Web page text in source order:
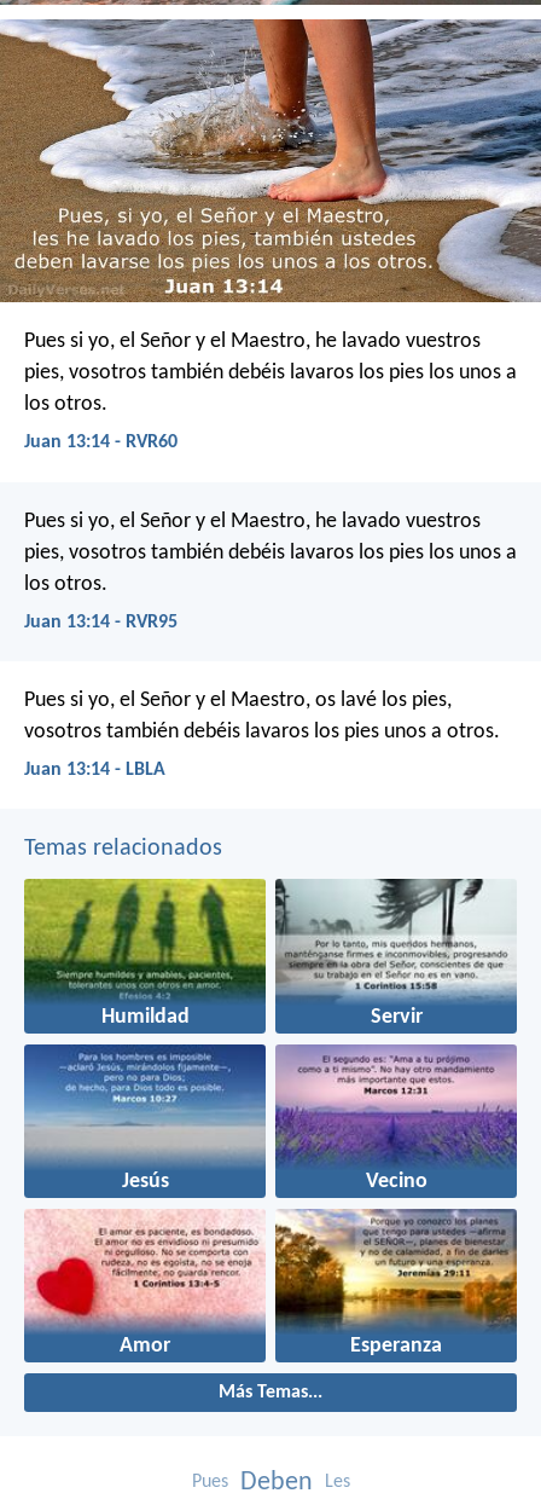
Pues si yo, el Señor y el Maestro, he lavado vuestros
pies, vosotros también debéis lavaros los pies los unos a
los otros.
Juan 13:14 - RVR60
Pues si yo, el Señor y el Maestro, he lavado vuestros
pies, vosotros también debéis lavaros los pies los unos a
los otros.
Juan 13:14 - RVR95
Pues si yo, el Señor y el Maestro, os lavé los pies,
vosotros también debéis lavaros los pies unos a otros.
Juan 13:14 - LBLA
Temas relacionados
Humildad Servir
Jesús Vecino
Amor Esperanza
Más Temas...
Pues Deben Les